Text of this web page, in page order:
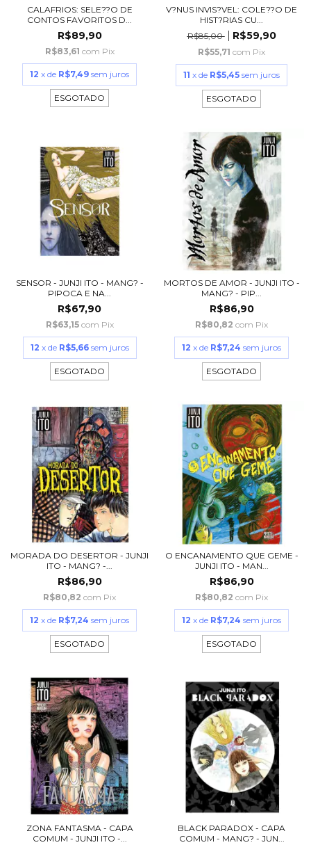
CALAFRIOS: SELE??O DE
CONTOS FAVORITOS D...
R$89,90
R$83,61 com Pix
12 x de R$7,49 sem juros
ESGOTADO
V?NUS INVIS?VEL: COLE??O DE
HIST?RIAS CU...
R$85,00
R$59,90
R$55,71 com Pix
11 x de R$5,45 sem juros
ESGOTADO
SENSOR - JUNJI ITO - MANG? -
PIPOCA E NA...
R$67,90
R$63,15 com Pix
12 x de R$5,66 sem juros
ESGOTADO
MORTOS DE AMOR - JUNJI ITO -
MANG? - PIP...
R$86,90
R$80,82 com Pix
12 x de R$7,24 sem juros
ESGOTADO
MORADA DO DESERTOR - JUNJI
ITO - MANG? -...
R$86,90
R$80,82 com Pix
12 x de R$7,24 sem juros
ESGOTADO
O ENCANAMENTO QUE GEME -
JUNJI ITO - MAN...
R$86,90
R$80,82 com Pix
12 x de R$7,24 sem juros
ESGOTADO
ZONA FANTASMA - CAPA
COMUM - JUNJI ITO -...
BLACK PARADOX - CAPA
COMUM - MANG? - JUN...